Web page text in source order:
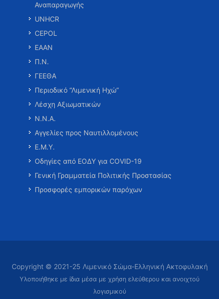
Αναπαραγωγής
UNHCR
CEPOL
ΕΑΑΝ
Π.Ν.
ΓΕΕΘΑ
Περιοδικό “Λιμενική Ηχώ”
Λέσχη Αξιωματικών
Ν.Ν.Α.
Αγγελίες προς Ναυτιλλομένους
Ε.Μ.Υ.
Οδηγίες από ΕΟΔΥ για COVID-19
Γενική Γραμματεία Πολιτικής Προστασίας
Προσφορές εμπορικών παρόχων
Copyright © 2021-25 Λιμενικό Σώμα-Ελληνική Ακτοφυλακή
Υλοποιήθηκε με ίδια μέσα με χρήση ελεύθερου και ανοιχτού
λογισμικού